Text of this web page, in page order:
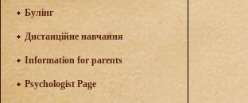
Булінг
Дистанційне навчання
Information for parents
Psychologist Page